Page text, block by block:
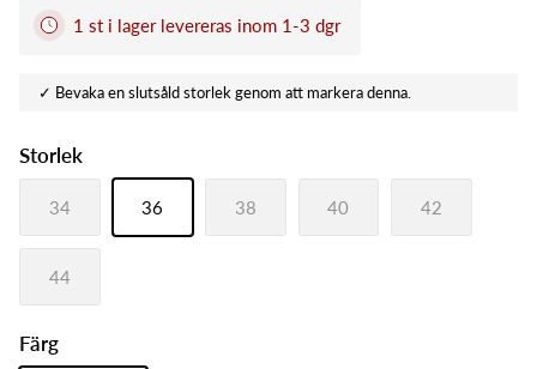
1 st i lager levereras inom 1-3 dgr
Storlek
34 36 38 40 42
44
Färg